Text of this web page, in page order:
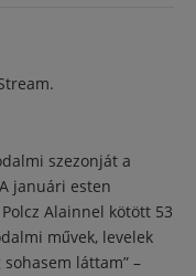
szezonját a
januári esten
Alainnel kötött 53
művek, levelek
láttam” –